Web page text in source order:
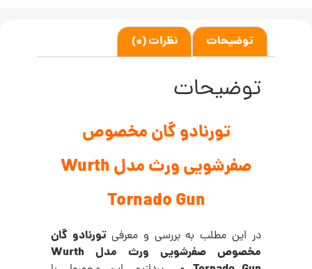
توضیحات نظرات (0)
توضیحات
تورنادو گان مخصوص
صفرشویی ورث مدل Wurth
Tornado Gun
در این مطلب به بررسی و معرفی تورنادو گان
مخصوص صفرشویی ورث مدل Wurth